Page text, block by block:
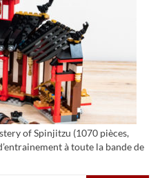
of Spinjitzu (1070 pièces,
à toute la bande de